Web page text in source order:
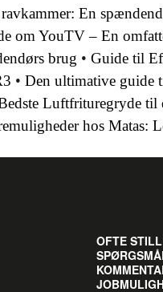
En
om YouTV – En
brug • Guide til
• Den ultimative guide
Luftfrituregryde til
hos Matas:
OFTE